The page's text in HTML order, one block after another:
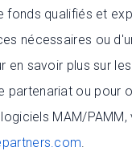
fonds qualifiés et
nécessaires ou
en savoir plus sur
partenariat ou pour
MAM/PAMM,
.